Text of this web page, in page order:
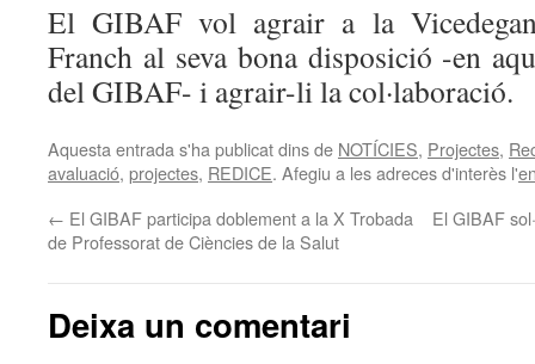
El GIBAF vol agrair a la
Franch al seva bona disposició -en
del GIBAF- i agrair-li la col·laboració.
Aquesta entrada s'ha publicat dins de NOTÍCIES, Projectes,
avaluació, projectes, REDICE. Afegiu a les adreces d'interès l'
← El GIBAF participa doblement a la X Trobada
de Professorat de Ciències de la Salut
El GIBAF
Deixa un comentari